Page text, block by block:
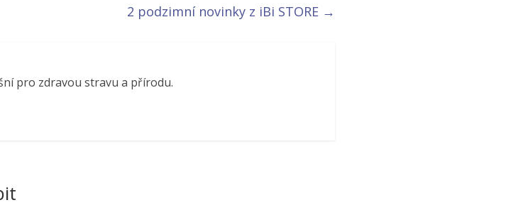
2 podzimní novinky z iBi STORE →
pro zdravou stravu a přírodu.